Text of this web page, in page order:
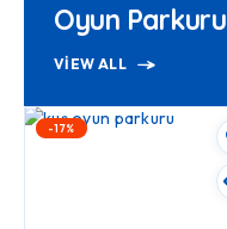
Oyun Parkuru
VIEW ALL
-17%